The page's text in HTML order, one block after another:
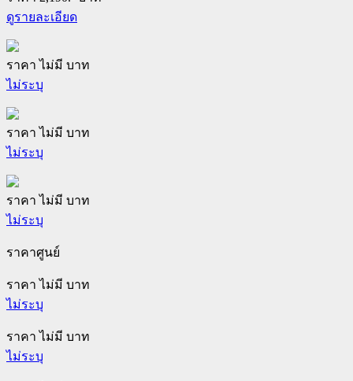
ดูรายละเอียด
ราคา ไม่มี บาท
ไม่ระบุ
ราคา ไม่มี บาท
ไม่ระบุ
ราคา ไม่มี บาท
ไม่ระบุ
ราคาศูนย์
ราคา ไม่มี บาท
ไม่ระบุ
ราคา ไม่มี บาท
ไม่ระบุ